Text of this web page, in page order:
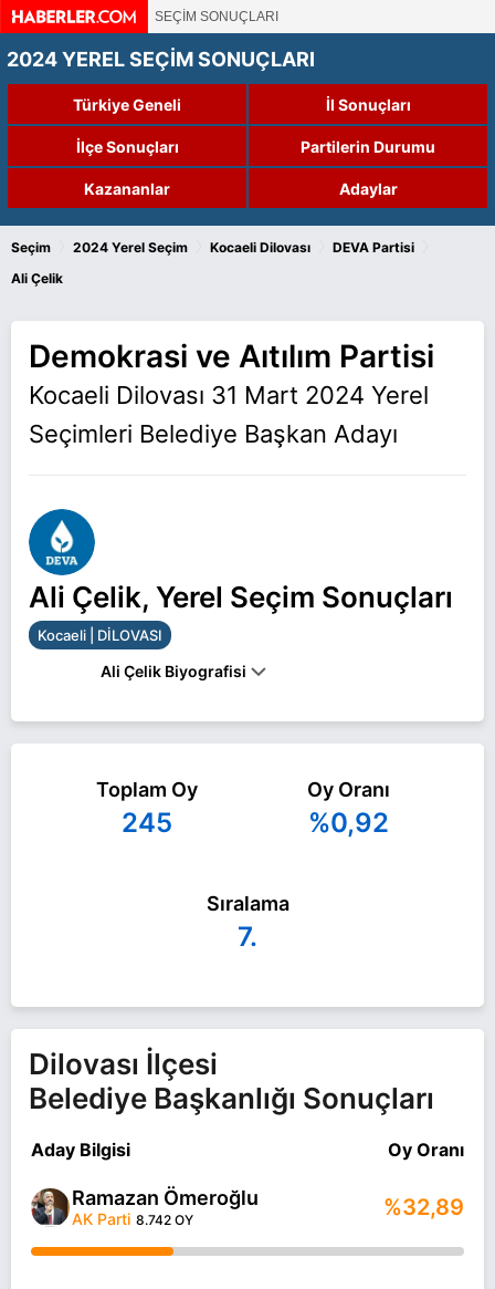
SEÇİM SONUÇLARI
2024 YEREL SEÇİM SONUÇLARI
Türkiye Geneli İl Sonuçları
İlçe Sonuçları Partilerin Durumu
Kazananlar Adaylar
Seçim 2024 Yerel Seçim Kocaeli Dilovası DEVA Partisi
Ali Çelik
Demokrasi ve Aıtılım Partisi
Kocaeli Dilovası 31 Mart 2024 Yerel
Seçimleri Belediye Başkan Adayı
Ali Çelik, Yerel Seçim Sonuçları
Kocaeli | DİLOVASI
Ali Çelik Biyografisi
olarak DEVA Partisi ile 31 Mart 2024 yerel
seçimlerinde yarışıyor. Ali Çelik ile ilgili daha fazla
bilgi içinAli Çelik Haberleri sayfamızı ziyaret edin.
Toplam Oy
245
Oy Oranı
%0,92
Sıralama
7.
Dilovası İlçesi
Belediye Başkanlığı Sonuçları
Aday Bilgisi Oy Oranı
Ramazan Ömeroğlu
AK Parti 8.742 OY %32,89